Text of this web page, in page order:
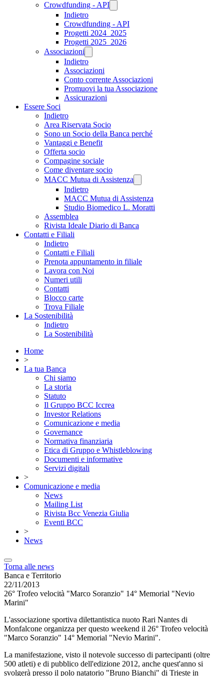
Crowdfunding - API
Indietro
Crowdfunding - API
Progetti 2024_2025
Progetti 2025_2026
Associazioni
Indietro
Associazioni
Conto corrente Associazioni
Promuovi la tua Associazione
Assicurazioni
Essere Soci
Indietro
Area Riservata Socio
Sono un Socio della Banca perché
Vantaggi e Benefit
Offerta socio
Compagine sociale
Come diventare socio
MACC Mutua di Assistenza
Indietro
MACC Mutua di Assistenza
Studio Biomedico L. Moratti
Assemblea
Rivista Ideale Diario di Banca
Contatti e Filiali
Indietro
Contatti e Filiali
Prenota appuntamento in filiale
Lavora con Noi
Numeri utili
Contatti
Blocco carte
Trova Filiale
La Sostenibilità
Indietro
La Sostenibilità
Home
>
La tua Banca
Chi siamo
La storia
Statuto
Il Gruppo BCC Iccrea
Investor Relations
Comunicazione e media
Governance
Normativa finanziaria
Etica di Gruppo e Whistleblowing
Documenti e informative
Servizi digitali
>
Comunicazione e media
News
Mailing List
Rivista Bcc Venezia Giulia
Eventi BCC
>
News
Torna alle news
Banca e Territorio
22/11/2013
26° Trofeo velocità "Marco Soranzio" 14° Memorial "Nevio
Marini"
L'associazione sportiva dilettantistica nuoto Rari Nantes di
Monfalcone organizza per questo weekend il 26° Trofeo velocità
"Marco Soranzio" 14° Memorial "Nevio Marini".
La manifestazione, visto il notevole successo di partecipanti (oltre
500 atleti) e di pubblico dell'edizione 2012, anche quest'anno si
svolgerà presso il polo natatorio "Bruno Bianchi" di Trieste in